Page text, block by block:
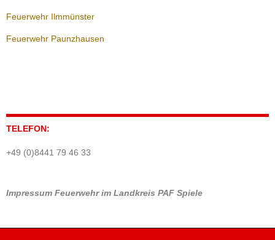
Feuerwehr Ilmmünster
Feuerwehr Paunzhausen
TELEFON:
+49 (0)8441 79 46 33
Impressum Feuerwehr im Landkreis PAF Spiele